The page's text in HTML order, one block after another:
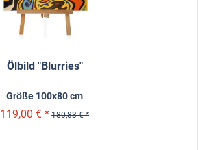
Ölbild "Blurries"
Größe 100x80 cm
119,00 € * 180,83 € *